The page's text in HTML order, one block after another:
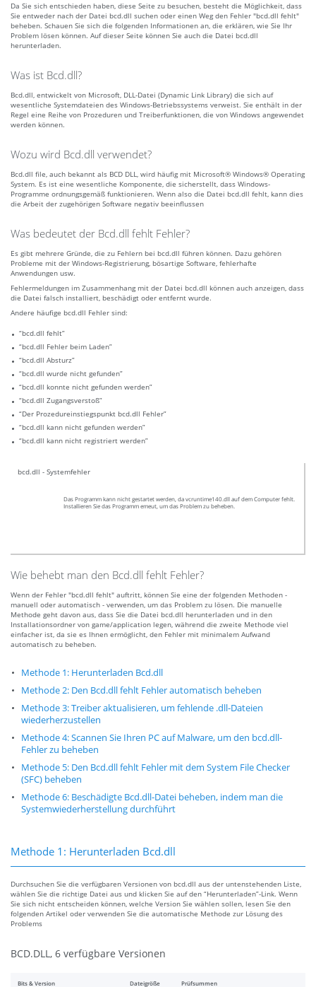
Da Sie sich entschieden haben, diese Seite zu besuchen, besteht die Möglichkeit, dass
Sie entweder nach der Datei bcd.dll suchen oder einen Weg den Fehler "bcd.dll fehlt"
beheben. Schauen Sie sich die folgenden Informationen an, die erklären, wie Sie Ihr
Problem lösen können. Auf dieser Seite können Sie auch die Datei bcd.dll
herunterladen.
Was ist Bcd.dll?
Bcd.dll, entwickelt von Microsoft, DLL-Datei (Dynamic Link Library) die sich auf
wesentliche Systemdateien des Windows-Betriebssystems verweist. Sie enthält in der
Regel eine Reihe von Prozeduren und Treiberfunktionen, die von Windows angewendet
werden können.
Wozu wird Bcd.dll verwendet?
Bcd.dll file, auch bekannt als BCD DLL, wird häufig mit Microsoft® Windows® Operating
System. Es ist eine wesentliche Komponente, die sicherstellt, dass Windows-
Programme ordnungsgemäß funktionieren. Wenn also die Datei bcd.dll fehlt, kann dies
die Arbeit der zugehörigen Software negativ beeinflussen
Was bedeutet der Bcd.dll fehlt Fehler?
Es gibt mehrere Gründe, die zu Fehlern bei bcd.dll führen können. Dazu gehören
Probleme mit der Windows-Registrierung, bösartige Software, fehlerhafte
Anwendungen usw.
Fehlermeldungen im Zusammenhang mit der Datei bcd.dll können auch anzeigen, dass
die Datei falsch installiert, beschädigt oder entfernt wurde.
Andere häufige bcd.dll Fehler sind:
“bcd.dll fehlt”
“bcd.dll Fehler beim Laden”
“bcd.dll Absturz”
“bcd.dll wurde nicht gefunden”
“bcd.dll konnte nicht gefunden werden”
“bcd.dll Zugangsverstoß”
“Der Prozedureinstiegspunkt bcd.dll Fehler”
“bcd.dll kann nicht gefunden werden”
“bcd.dll kann nicht registriert werden”
bcd.dll - Systemfehler
Das Programm kann nicht gestartet werden, da vcruntime140.dll auf dem Computer fehlt.
Installieren Sie das Programm emeut, um das Problem zu beheben.
Wie behebt man den Bcd.dll fehlt Fehler?
Wenn der Fehler "bcd.dll fehlt" auftritt, können Sie eine der folgenden Methoden -
manuell oder automatisch - verwenden, um das Problem zu lösen. Die manuelle
Methode geht davon aus, dass Sie die Datei bcd.dll herunterladen und in den
Installationsordner von game/application legen, während die zweite Methode viel
einfacher ist, da sie es Ihnen ermöglicht, den Fehler mit minimalem Aufwand
automatisch zu beheben.
Methode 1: Herunterladen Bcd.dll
Methode 2: Den Bcd.dll fehlt Fehler automatisch beheben
Methode 3: Treiber aktualisieren, um fehlende .dll-Dateien
wiederherzustellen
Methode 4: Scannen Sie Ihren PC auf Malware, um den bcd.dll-
Fehler zu beheben
Methode 5: Den Bcd.dll fehlt Fehler mit dem System File Checker
(SFC) beheben
Methode 6: Beschädigte Bcd.dll-Datei beheben, indem man die
Systemwiederherstellung durchführt
Methode 1: Herunterladen Bcd.dll
Durchsuchen Sie die verfügbaren Versionen von bcd.dll aus der untenstehenden Liste,
wählen Sie die richtige Datei aus und klicken Sie auf den “Herunterladen”-Link. Wenn
Sie sich nicht entscheiden können, welche Version Sie wählen sollen, lesen Sie den
folgenden Artikel oder verwenden Sie die automatische Methode zur Lösung des
Problems
BCD.DLL, 6 verfügbare Versionen
Bits & Version Dateigröße Prüfsummen